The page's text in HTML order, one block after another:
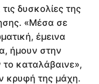
δυσκολίες της
«Μέσα σε
έμεινα
ήμουν στην
το καταλάβαινε»,
κρυφή της μάχη.